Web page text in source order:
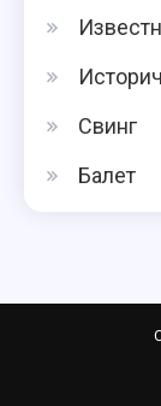
Свинг
Балет